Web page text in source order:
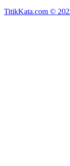
TitikKata.com ©